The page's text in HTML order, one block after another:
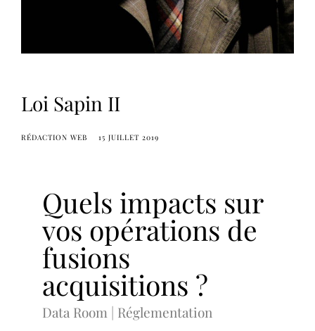
Loi Sapin II
RÉDACTION WEB 15 JUILLET 2019
Quels impacts sur
vos opérations de
fusions
acquisitions ?
Data Room | Réglementation